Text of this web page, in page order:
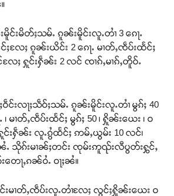
င်းမိတ်ႈသမ်ႉ ၵူၼ်းမိူင်းလူႉတၢႆ 3 ၵေႃႉ
လႄႈ ၵူၼ်းယိင်း 2 ၵေႃႉ မၢတ်ႇၸဵပ်းထႅင်ႈ
လႄႈ ႁူင်းႁဵၼ်း 2 လင် ၸၢၵ်ႇမၢၵ်ႇတိူဝ်ႉ
င်းလႃႈသဵဝ်ႈသမ်ႉ ၵူၼ်းမိူင်းလူႉတၢႆ မွၵ်ႈ 40
၊ မၢတ်ႇၸဵပ်းထႅင်ႈ မွၵ်ႈ 50 ၊ ႁိူၼ်းယေး ၊ ဝ
င်းႁဵၼ်း လူႉၵွႆထႅင်ႈ ဢမ်ႇယွမ်း 10 လင်၊
ႉ သိုၵ်းမၢၼ်ႈတင်း ၸုမ်းဢူၺ်းလီပွတ်းႁွင်ႇ
ေႃႇၵၼ်ဝႆႉ ဝႃႈၼႆ။
းမၢတ်ႇၸဵပ်းလူႉတၢႆလႄႈ လွင်ႈႁိူၼ်းယေး ဝ